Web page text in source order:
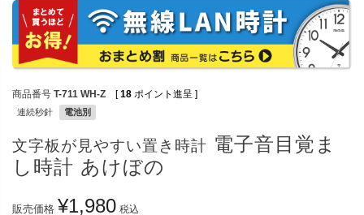
商品番号 T-711 WH-Z [ 18 ポイント進呈 ]
連続秒針 電池別
文字板が見やすい置き時計 電子音目覚ま
し時計 あけぼの
販売価格 ¥1,980 税込